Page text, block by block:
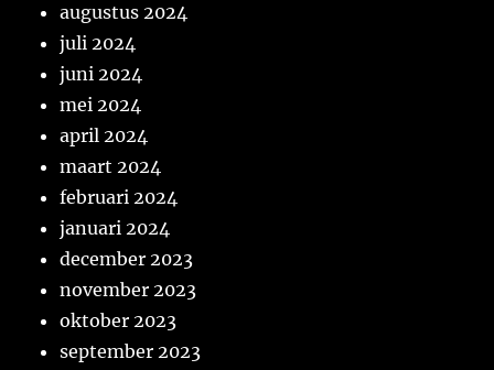
augustus 2024
juli 2024
juni 2024
mei 2024
april 2024
maart 2024
februari 2024
januari 2024
december 2023
november 2023
oktober 2023
september 2023